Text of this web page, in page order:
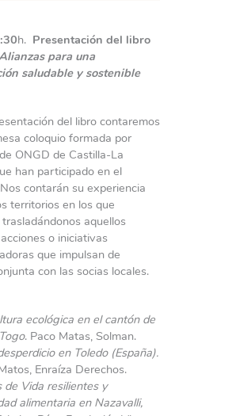
h. Presentación del libro
para una
saludable y sostenible
del libro contaremos
coloquio formada por
ONGD de Castilla-La
han participado en el
contarán su experiencia
territorios en los que
aquellos
o iniciativas
que impulsan de
con las socias locales.
ecológica en el cantón de
. Paco Matas, Solman.
en Toledo (España).
Enraíza Derechos.
de Vida resilientes y
alimentaria en Nazavalli,